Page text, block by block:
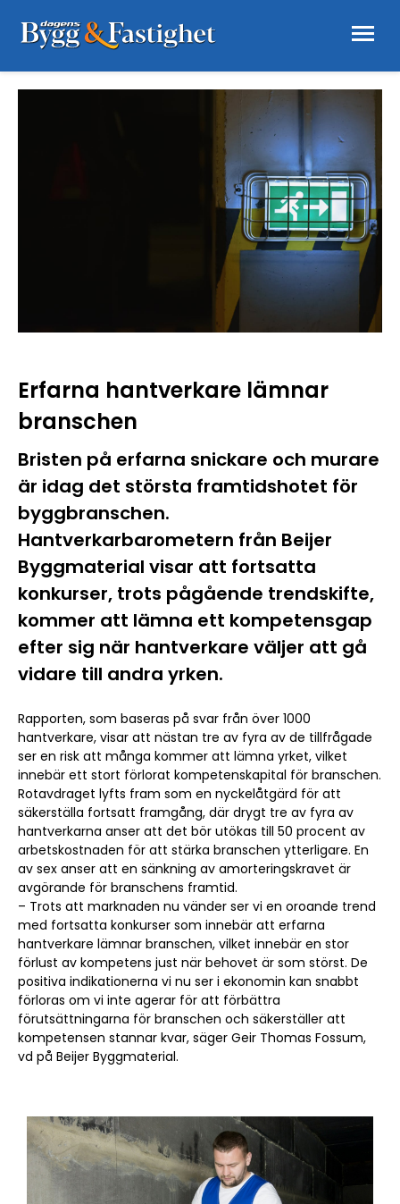
Erfarna hantverkare lämnar
branschen
Bristen på erfarna snickare och murare
är idag det största framtidshotet för
byggbranschen.
Hantverkarbarometern från Beijer
Byggmaterial visar att fortsatta
konkurser, trots pågående trendskifte,
kommer att lämna ett kompetensgap
efter sig när hantverkare väljer att gå
vidare till andra yrken.
Rapporten, som baseras på svar från över 1000
hantverkare, visar att nästan tre av fyra av de tillfrågade
ser en risk att många kommer att lämna yrket, vilket
innebär ett stort förlorat kompetenskapital för branschen.
Rotavdraget lyfts fram som en nyckelåtgärd för att
säkerställa fortsatt framgång, där drygt tre av fyra av
hantverkarna anser att det bör utökas till 50 procent av
arbetskostnaden för att stärka branschen ytterligare. En
av sex anser att en sänkning av amorteringskravet är
avgörande för branschens framtid.
– Trots att marknaden nu vänder ser vi en oroande trend
med fortsatta konkurser som innebär att erfarna
hantverkare lämnar branschen, vilket innebär en stor
förlust av kompetens just när behovet är som störst. De
positiva indikationerna vi nu ser i ekonomin kan snabbt
förloras om vi inte agerar för att förbättra
förutsättningarna för branschen och säkerställer att
kompetensen stannar kvar, säger Geir Thomas Fossum,
vd på Beijer Byggmaterial.